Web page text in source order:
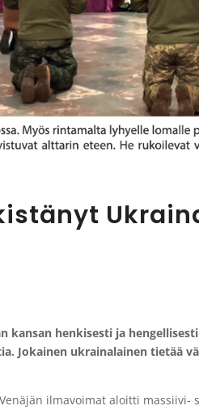
kansan henkisesti ja
Jokainen ukrainalainen tietää
ilmavoimat aloitti massiivi-